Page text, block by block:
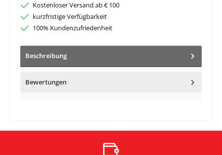
Kostenloser Versand ab € 100
kurzfristige Verfügbarkeit
100% Kundenzufriedenheit
Beschreibung
Bewertungen